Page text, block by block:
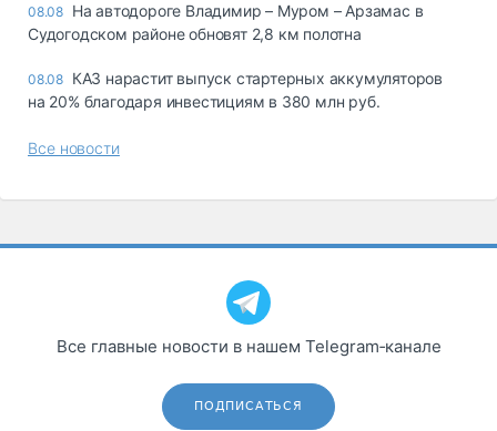
08.08 На автодороге Владимир – Муром – Арзамас в
Судогодском районе обновят 2,8 км полотна
08.08 КАЗ нарастит выпуск стартерных аккумуляторов
на 20% благодаря инвестициям в 380 млн руб.
Все новости
Все главные новости в нашем Telegram‑канале
ПОДПИСАТЬСЯ